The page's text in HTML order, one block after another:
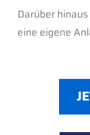
tatsächliche
Darüber